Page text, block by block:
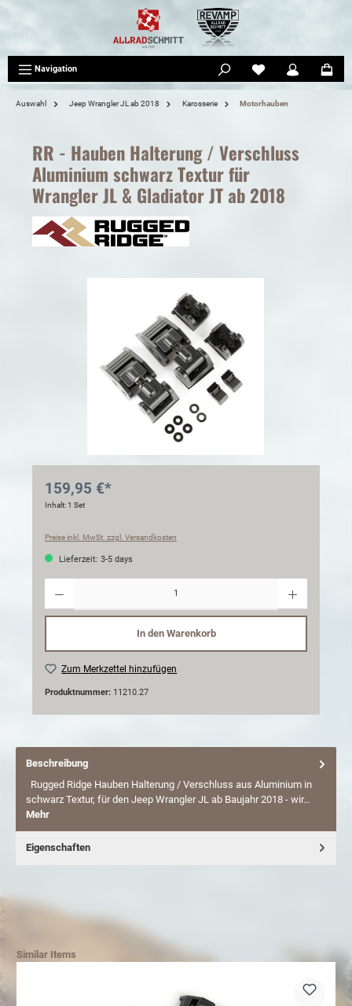
Navigation
Auswahl Jeep Wrangler JL ab 2018 Karosserie Motorhauben
RR - Hauben Halterung / Verschluss
Aluminium schwarz Textur für
Wrangler JL & Gladiator JT ab 2018
159,95 €*
Inhalt:1 Set
Preise inkl. MwSt. zzgl. Versandkosten
Lieferzeit: 3-5 days
In den Warenkorb
Zum Merkzettel hinzufügen
Produktnummer: 11210.27
Beschreibung
Rugged Ridge Hauben Halterung / Verschluss aus Aluminium in
schwarz Textur, für den Jeep Wrangler JL ab Baujahr 2018 - wir…
Mehr
Eigenschaften
Similar Items